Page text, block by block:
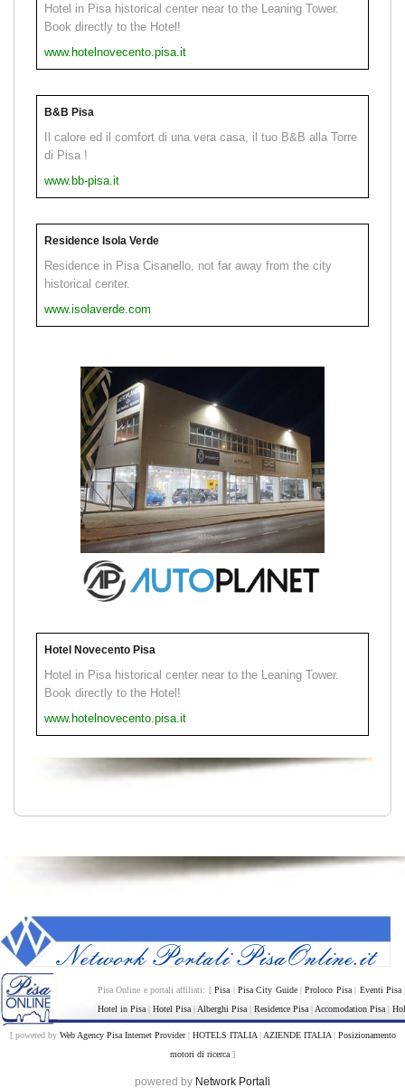
Hotel in Pisa historical center near to the Leaning Tower.
Book directly to the Hotel!
www.hotelnovecento.pisa.it
B&B Pisa
Il calore ed il comfort di una vera casa, il tuo B&B alla Torre
di Pisa !
www.bb-pisa.it
Residence Isola Verde
Residence in Pisa Cisanello, not far away from the city
historical center.
www.isolaverde.com
Hotel Novecento Pisa
Hotel in Pisa historical center near to the Leaning Tower.
Book directly to the Hotel!
www.hotelnovecento.pisa.it
Pisa Online e portali affiliati: [Pisa | Pisa City Guide|Proloco Pisa| Eventi Pisa
Hotel in Pisa | Hotel Pisa | Alberghi Pisa | Residence Pisa | Accomodation Pisa |
[ powered by Web Agency Pisa Internet Provider| HOTELS ITALIA| AZIENDE ITALIA| Posizionamento
motori di ricerca ]
powered by Network Portali